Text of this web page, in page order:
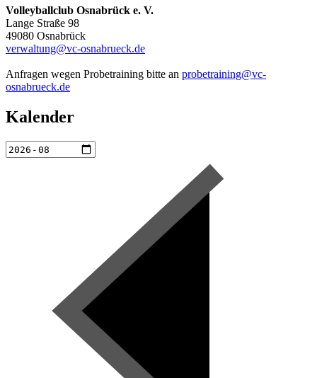
Volleyballclub Osnabrück e. V.
Lange Straße 98
49080 Osnabrück
verwaltung@vc-osnabrueck.de
Anfragen wegen Probetraining bitte an probetraining@vc-
osnabrueck.de
Kalender